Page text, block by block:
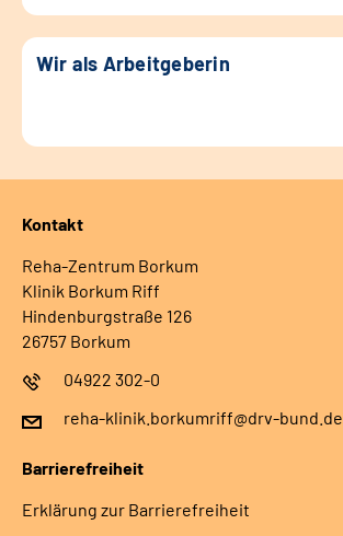
Wir als Arbeitgeberin
Kontakt
Reha-Zentrum Borkum
Klinik Borkum Riff
Hindenburgstraße 126
26757 Borkum
04922 302-0
reha-klinik.borkumriff@drv-bund.de
Barrierefreiheit
Erklärung zur Barrierefreiheit